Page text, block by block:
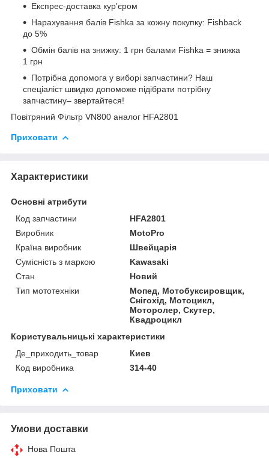
Експрес-доставка кур’єром
Нарахування балів Fishka за кожну покупку: Fishback
до 5%
Обмін балів на знижку: 1 грн балами Fishka = знижка
1 грн
Потрібна допомога у виборі запчастини? Наш
спеціаліст швидко допоможе підібрати потрібну
запчастину– звертайтеся!
Повітряний Фільтр VN800 аналог HFA2801
Приховати
Характеристики
Основні атрибути
Код запчастини
HFA2801
Виробник
MotoPro
Країна виробник
Швейцарія
Сумісність з маркою
Kawasaki
Стан
Новий
Тип мототехніки
Мопед, Мотобуксировщик,
Снігохід, Мотоцикл,
Моторолер, Скутер,
Квадроцикл
Користувальницькі характеристики
Де_приходить_товар
Киев
Код виробника
314-40
Приховати
Умови доставки
Нова Пошта